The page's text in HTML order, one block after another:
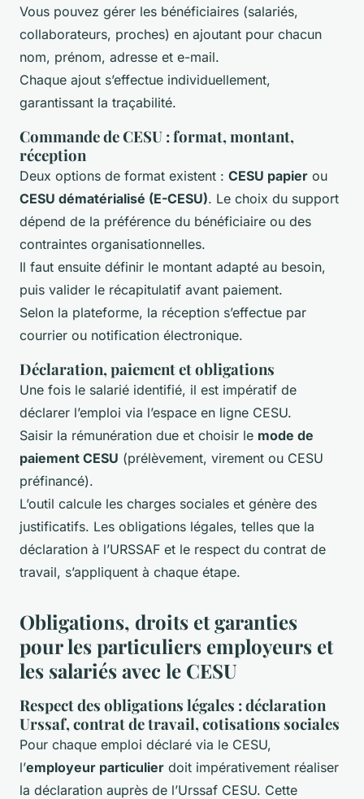
Vous pouvez gérer les bénéficiaires (salariés,
collaborateurs, proches) en ajoutant pour chacun
nom, prénom, adresse et e-mail.
Chaque ajout s’effectue individuellement,
garantissant la traçabilité.
Commande de CESU : format, montant,
réception
Deux options de format existent : CESU papier ou
CESU dématérialisé (E-CESU). Le choix du support
dépend de la préférence du bénéficiaire ou des
contraintes organisationnelles.
Il faut ensuite définir le montant adapté au besoin,
puis valider le récapitulatif avant paiement.
Selon la plateforme, la réception s’effectue par
courrier ou notification électronique.
Déclaration, paiement et obligations
Une fois le salarié identifié, il est impératif de
déclarer l’emploi via l’espace en ligne CESU.
Saisir la rémunération due et choisir le mode de
paiement CESU (prélèvement, virement ou CESU
préfinancé).
L’outil calcule les charges sociales et génère des
justificatifs. Les obligations légales, telles que la
déclaration à l’URSSAF et le respect du contrat de
travail, s’appliquent à chaque étape.
Obligations, droits et garanties
pour les particuliers employeurs et
les salariés avec le CESU
Respect des obligations légales : déclaration
Urssaf, contrat de travail, cotisations sociales
Pour chaque emploi déclaré via le CESU,
l’employeur particulier doit impérativement réaliser
la déclaration auprès de l’Urssaf CESU. Cette